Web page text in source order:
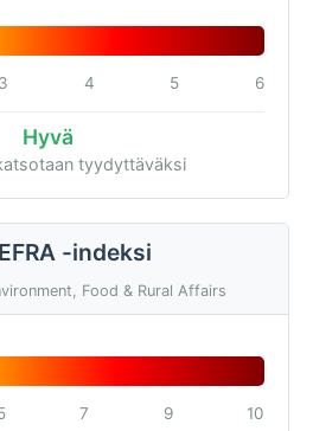
3 4 5 6
Hyvä
tyydyttäväksi
-indeksi
Food & Rural Affairs
7 9 10